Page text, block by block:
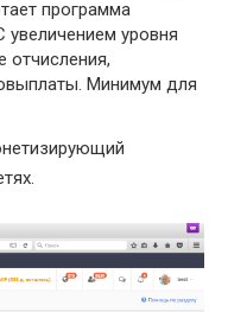
программа
увеличением уровня
Минимум для